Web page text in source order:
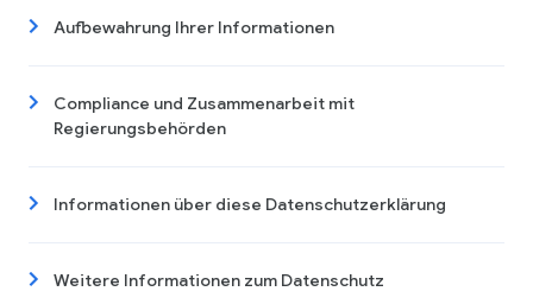
Aufbewahrung Ihrer Informationen
Compliance und Zusammenarbeit mit
Regierungsbehörden
Informationen über diese Datenschutzerklärung
Weitere Informationen zum Datenschutz